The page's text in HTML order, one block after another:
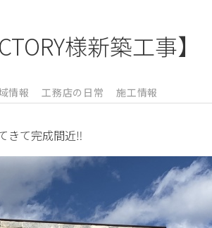
様新築工事】
情報 工務店の日常 施工情報
きて完成間近‼️